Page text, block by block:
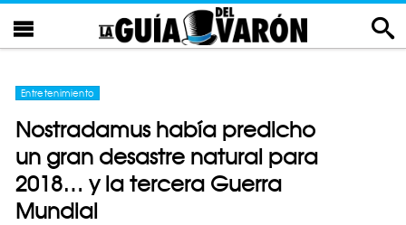
Entretenimiento
Nostradamus había predicho
un gran desastre natural para
2018… y la tercera Guerra
Mundial